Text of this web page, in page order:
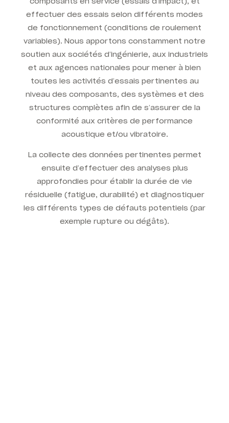
effectuer des essais selon différents modes
de fonctionnement (conditions de roulement
variables). Nous apportons constamment notre
soutien aux sociétés d’ingénierie, aux industriels
et aux agences nationales pour mener à bien
toutes les activités d’essais pertinentes au
niveau des composants, des systèmes et des
structures complètes afin de s’assurer de la
conformité aux critères de performance
acoustique et/ou vibratoire.
La collecte des données pertinentes permet
ensuite d’effectuer des analyses plus
approfondies pour établir la durée de vie
résiduelle (fatigue, durabilité) et diagnostiquer
les différents types de défauts potentiels (par
exemple rupture ou dégâts).